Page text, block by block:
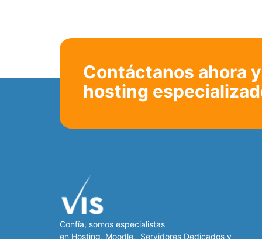
Contáctanos ahora
hosting
Confía, somos especialistas
en Hosting, Moodle, Servidores Dedicados y